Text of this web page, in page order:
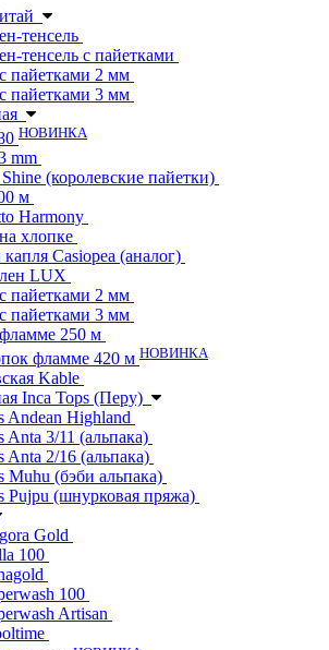
тенсель
тенсель с пайетками
пайетками 2 мм
пайетками 3 мм
НОВИНКА
mm
(королевские пайетки)
м
Harmony
хлопке
Casiopea (аналог)
LUX
пайетками 2 мм
пайетками 3 мм
250 м
фламме 420 м НОВИНКА
Kable
Inca Tops (Перу)
Andean Highland
Anta 3/11 (альпака)
Anta 2/16 (альпака)
Muhu (бэби альпака)
Pujpu (шнурковая пряжа)
Gold
100
100
Artisan